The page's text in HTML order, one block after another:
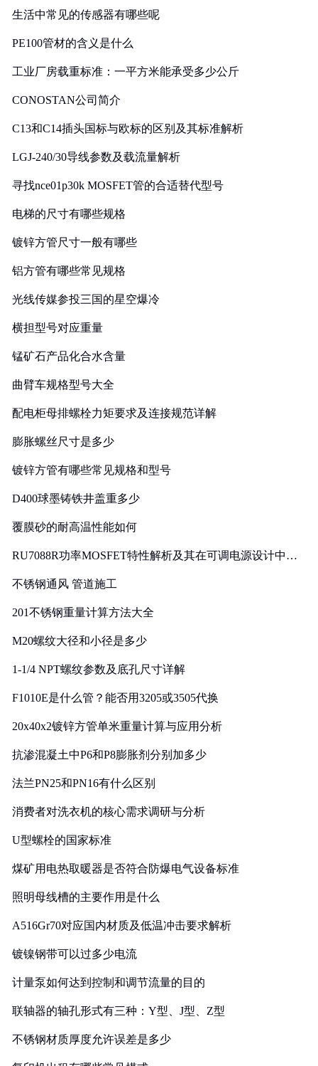
生活中常见的传感器有哪些呢
PE100管材的含义是什么
工业厂房载重标准：一平方米能承受多少公斤
CONOSTAN公司简介
C13和C14插头国标与欧标的区别及其标准解析
LGJ-240/30导线参数及载流量解析
寻找nce01p30k MOSFET管的合适替代型号
电梯的尺寸有哪些规格
镀锌方管尺寸一般有哪些
铝方管有哪些常见规格
光线传媒参投三国的星空爆冷
横担型号对应重量
锰矿石产品化合水含量
曲臂车规格型号大全
配电柜母排螺栓力矩要求及连接规范详解
膨胀螺丝尺寸是多少
镀锌方管有哪些常见规格和型号
D400球墨铸铁井盖重多少
覆膜砂的耐高温性能如何
RU7088R功率MOSFET特性解析及其在可调电源设计中的
不锈钢通风 管道施工
201不锈钢重量计算方法大全
M20螺纹大径和小径是多少
1-1/4 NPT螺纹参数及底孔尺寸详解
F1010E是什么管？能否用3205或3505代换
20x40x2镀锌方管单米重量计算与应用分析
抗渗混凝土中P6和P8膨胀剂分别加多少
法兰PN25和PN16有什么区别
消费者对洗衣机的核心需求调研与分析
U型螺栓的国家标准
煤矿用电热取暖器是否符合防爆电气设备标准
照明母线槽的主要作用是什么
A516Gr70对应国内材质及低温冲击要求解析
镀镍钢带可以过多少电流
计量泵如何达到控制和调节流量的目的
联轴器的轴孔形式有三种：Y型、J型、Z型
不锈钢材质厚度允许误差是多少